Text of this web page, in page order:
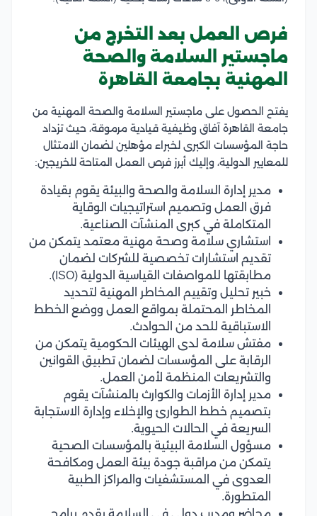
فرص العمل بعد التخرج من
ماجستير السلامة والصحة
المهنية بجامعة القاهرة
يفتح الحصول على ماجستير السلامة والصحة المهنية من
جامعة القاهرة آفاق وظيفية قيادية مرموقة، حيث تزداد
حاجة المؤسسات الكبرى لخبراء مؤهلين لضمان الامتثال
للمعايير الدولية، وإليك أبرز فرص العمل المتاحة للخريجين:
مدير إدارة السلامة والصحة والبيئة يقوم بقيادة
فرق العمل وتصميم استراتيجيات الوقاية
المتكاملة في كبرى المنشآت الصناعية.
استشاري سلامة وصحة مهنية معتمد يتمكن من
تقديم استشارات تخصصية للشركات لضمان
مطابقتها للمواصفات القياسية الدولية (ISO).
خبير تحليل وتقييم المخاطر المهنية لتحديد
المخاطر المحتملة بمواقع العمل ووضع الخطط
الاستباقية للحد من الحوادث.
مفتش سلامة لدى الهيئات الحكومية يتمكن من
الرقابة على المؤسسات لضمان تطبيق القوانين
والتشريعات المنظمة لأمن العمل.
مدير إدارة الأزمات والكوارث بالمنشآت يقوم
بتصميم خطط الطوارئ والإخلاء وإدارة الاستجابة
السريعة في الحالات الحيوية.
مسؤول السلامة البيئية بالمؤسسات الصحية
يتمكن من مراقبة جودة بيئة العمل ومكافحة
العدوى في المستشفيات والمراكز الطبية
المتطورة.
محاضر ومدرب دولي في السلامة يقدم برامج